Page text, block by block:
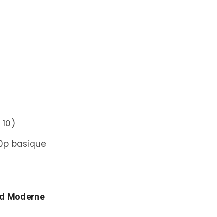
Polyvalents)
C Pro)
basique
Moderne